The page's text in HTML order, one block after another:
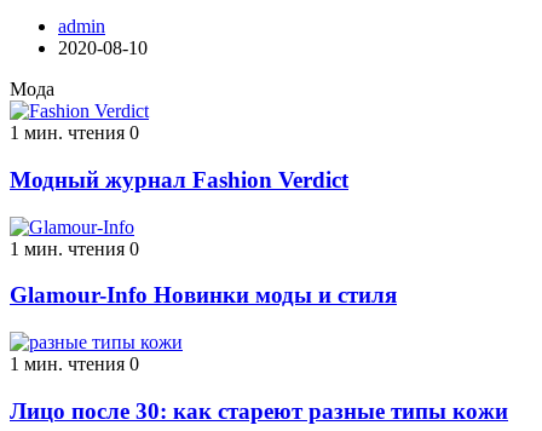
admin
2020-08-10
Мода
1 мин. чтения 0
Модный журнал Fashion Verdict
1 мин. чтения 0
Glamour-Info Новинки моды и стиля
1 мин. чтения 0
Лицо после 30: как стареют разные типы кожи